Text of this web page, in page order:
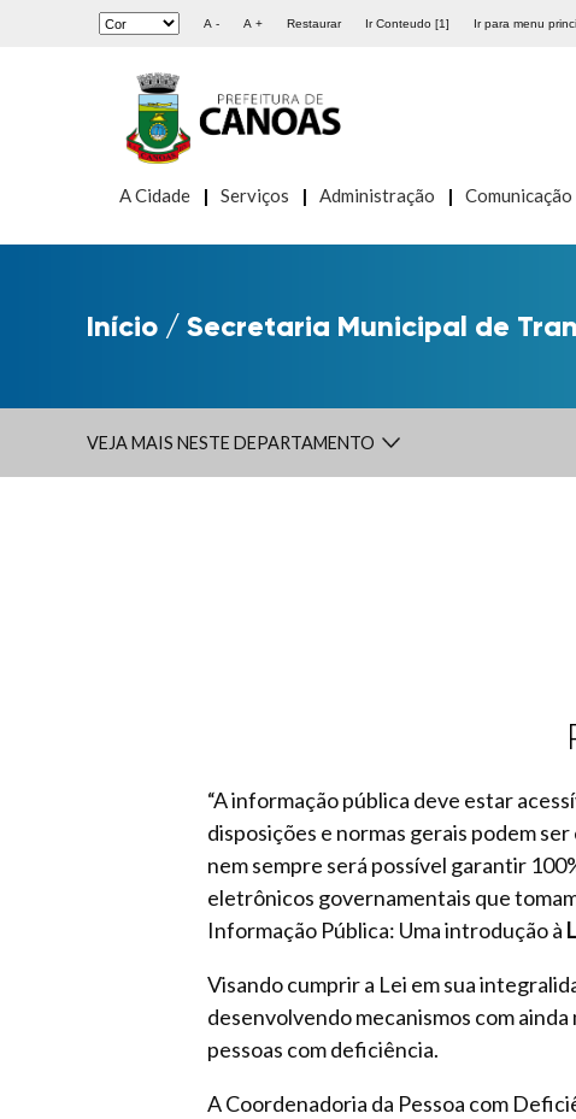
A - A + Restaurar Ir Conteudo [1] Ir para menu
A Cidade Serviços Administração Comunicação
Início / Secretaria Municipal de
VEJA MAIS NESTE DEPARTAMENTO
“A informação pública deve estar
disposições e normas gerais podem
nem sempre será possível garantir
eletrônicos governamentais que
Informação Pública: Uma introdução à
Visando cumprir a Lei em sua
desenvolvendo mecanismos com
pessoas com deficiência.
A Coordenadoria da Pessoa com